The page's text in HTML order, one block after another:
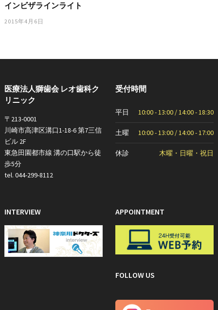
インビザラインライト
2015年4月6日
医療法人獅歯会 レオ歯科ク
リニック
〒213-0001
川崎市高津区溝口1-18-6 第7三信
ビル 2F
東急田園都市線 溝の口駅から徒
歩5分
tel. 044-299-8112
受付時間
平日 10:00 - 13:00 / 14:00 - 18:30
土曜 10:00 - 13:00 / 14:00 - 17:00
休診 木曜・日曜・祝日
INTERVIEW APPOINTMENT
FOLLOW US